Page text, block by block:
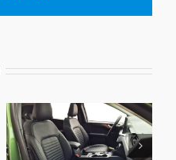
Ford Kuga, Alba
Buffalino Leder